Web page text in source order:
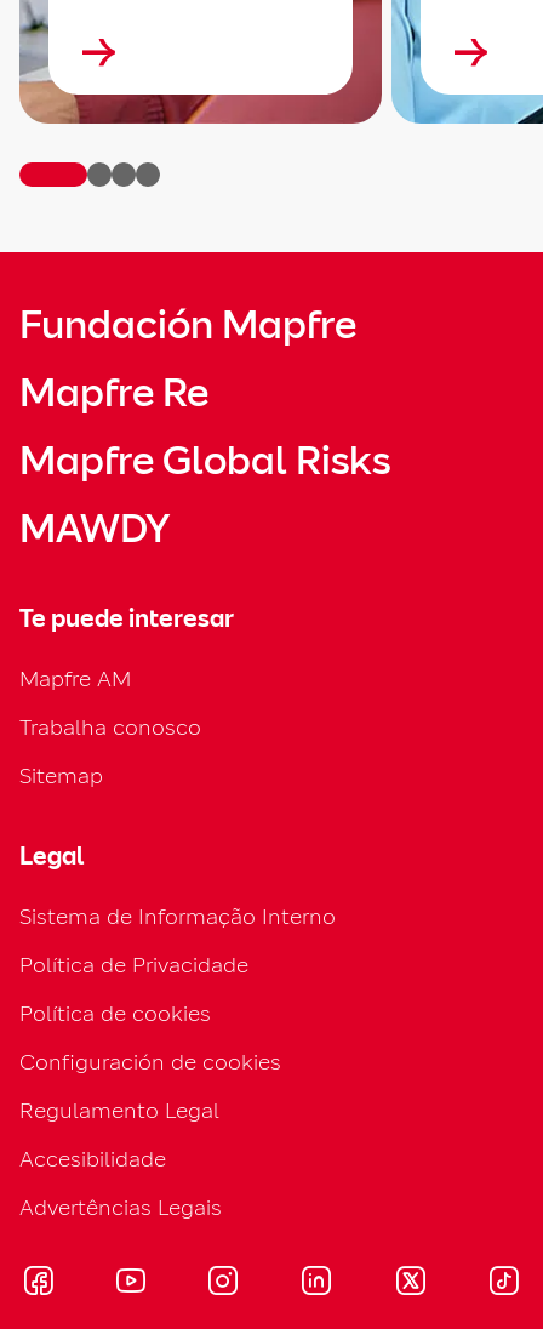
Fundación Mapfre
Mapfre Re
Mapfre Global Risks
MAWDY
Te puede interesar
Mapfre AM
Trabalha conosco
Sitemap
Legal
Sistema de Informação Interno
Política de Privacidade
Política de cookies
Configuración de cookies
Regulamento Legal
Accesibilidade
Advertências Legais